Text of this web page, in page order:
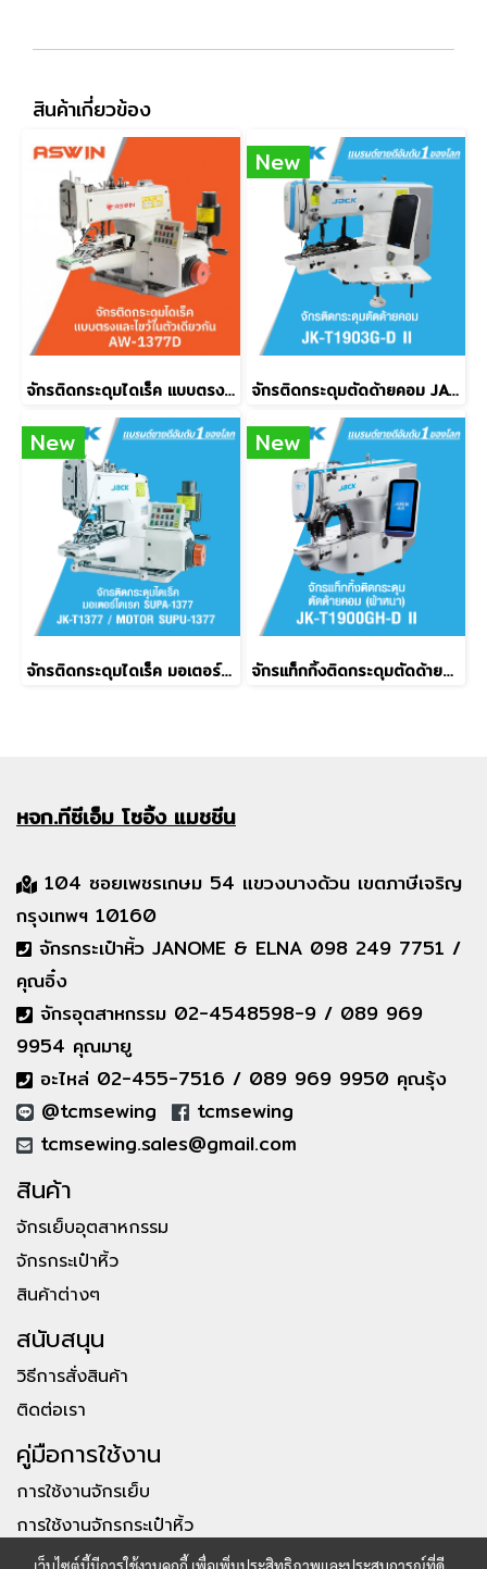
สินค้าเกี่ยวข้อง
จักรติดกระดุมไดเร็ค แบบตรง/ไขว้ในตัวเดียวกัน ASWIN รุ่น AW-1377D
New
จักรติดกระดุมตัดด้ายคอม JACK รุ่น JK-T1903G-D II
New
จักรติดกระดุมไดเร็ค มอเตอร์ไดเรค SUPA-1377 JACK รุ่น JK-T1377 / MOTOR SUPU-1377
New
จักรแท็กกิ้งติดกระดุมตัดด้ายคอม (ผ้าหนา) JACK รุ่น JK-T1900GH-D II
หจก.ทีซีเอ็มโซอิ้ง แมชชีน
104 ซอยเพชรเกษม 54 แขวงบางด้วน เขตภาษีเจริญ
กรุงเทพฯ 10160
จักรกระเป๋าหิ้ว JANOME & ELNA 098 249 7751 /
คุณอิ๋ง
จักรอุตสาหกรรม 02-4548598-9 / 089 969
9954 คุณมายู
อะไหล่ 02-455-7516 / 089 969 9950 คุณรุ้ง
@tcmsewing
tcmsewing
tcmsewing.sales@gmail.com
สินค้า
จักรเย็บอุตสาหกรรม
จักรกระเป๋าหิ้ว
สินค้าต่างๆ
สนับสนุน
วิธีการสั่งสินค้า
ติดต่อเรา
คู่มือการใช้งาน
การใช้งานจักรเย็บ
การใช้งานจักรกระเป๋าหิ้ว